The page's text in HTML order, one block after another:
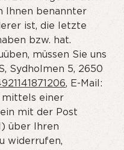
Ihnen benannter
ist, die letzte
bzw. hat.
müssen Sie uns
Sydholmen 5, 2650
, E-Mail:
mittels einer
mit der Post
über Ihren
widerrufen,